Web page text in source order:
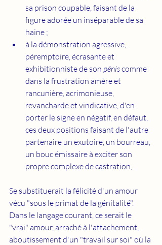
sa prison coupable, faisant de la
figure adorée un inséparable de sa
haine ;
à la démonstration agressive,
péremptoire, écrasante et
exhibitionniste de son pénis comme
dans la frustration amère et
rancunière, acrimonieuse,
revancharde et vindicative, d'en
porter le signe en négatif, en défaut,
ces deux positions faisant de l'autre
partenaire un exutoire, un bourreau,
un bouc émissaire à exciter son
propre complexe de castration,
Se substituerait la félicité d'un amour
vécu "sous le primat de la génitalité".
Dans le langage courant, ce serait le
"vrai" amour, arraché à l'attachement,
aboutissement d'un "travail sur soi" où la